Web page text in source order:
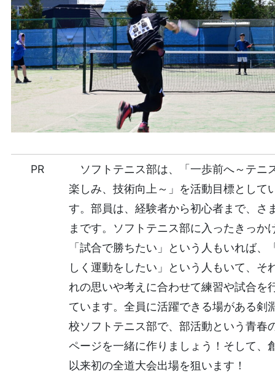
PR
ソフトテニス部は、「一歩前へ～テニ
楽しみ、技術向上～」を活動目標として
す。部員は、経験者から初心者まで、さ
まです。ソフトテニス部に入ったきっか
「試合で勝ちたい」という人もいれば、
しく運動をしたい」という人もいて、そ
れの思いや考えに合わせて練習や試合を
ています。全員に活躍できる場がある剣
校ソフトテニス部で、部活動という青春
ページを一緒に作りましょう！そして、
以来初の全道大会出場を狙います！